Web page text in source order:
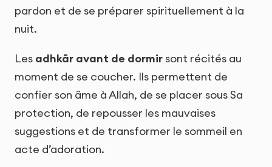
pardon et de se préparer spirituellement à la
nuit.
Les adhkār avant de dormirsont récités au
moment de se coucher. Ils permettent de
confier son âme à Allah, de se placer sous Sa
protection, de repousser les mauvaises
suggestions et de transformer le sommeil en
acte d’adoration.